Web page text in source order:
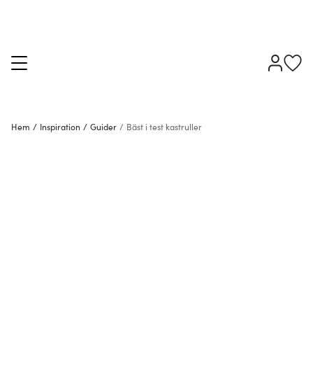
Hem / Inspiration / Guider / Bäst i test kastruller